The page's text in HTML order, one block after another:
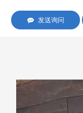
发送询问